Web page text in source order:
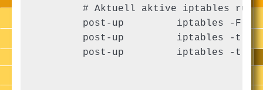
# Aktuell aktive iptables
        post-up         iptables -F
post-up         iptables -t
post-up         iptables -t